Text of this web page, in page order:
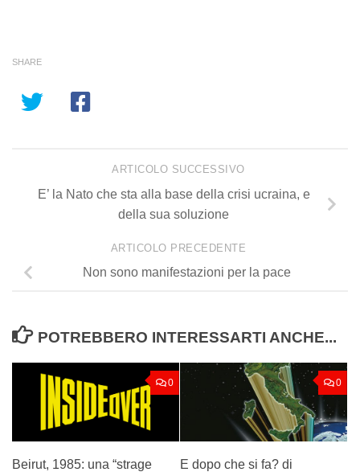
SHARE
ARTICOLO SUCCESSIVO
E’ la Nato che sta alla base della crisi ucraina, e
della sua soluzione
ARTICOLO PRECEDENTE
Non sono manifestazioni per la pace
POTREBBERO INTERESSARTI ANCHE...
0
Beirut, 1985: una “strage
0
E dopo che si fa? di